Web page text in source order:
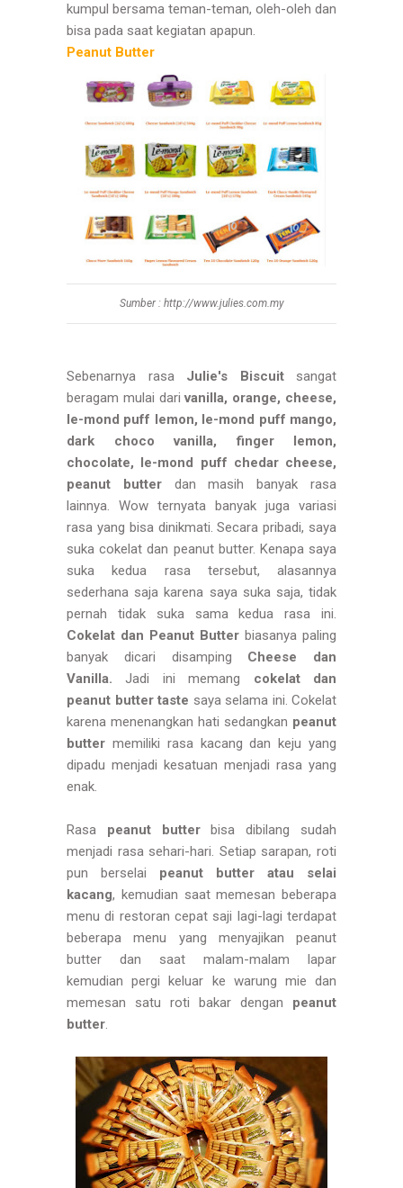
kumpul bersama teman-teman, oleh-oleh dan
bisa pada saat kegiatan apapun.
Peanut Butter
Sumber : http://www.julies.com.my
Sebenarnya rasa Julie's Biscuitsangat
beragam mulai darivanilla, orange, cheese,
le-mond puff lemon, le-mond puff mango,
dark choco vanilla, finger lemon,
chocolate, le-mond puff chedar cheese,
peanut butter dan masih banyak rasa
lainnya. Wow ternyata banyak juga variasi
rasa yang bisa dinikmati. Secara pribadi, saya
suka cokelat dan peanut butter. Kenapa saya
suka kedua rasa tersebut, alasannya
sederhana saja karena saya suka saja, tidak
pernah tidak suka sama kedua rasa ini.
Cokelat dan Peanut Butter biasanya paling
banyak dicari disamping Cheese dan
Vanilla. Jadi ini memang cokelat dan
peanut butter taste saya selama ini. Cokelat
karena menenangkan hati sedangkan peanut
butter memiliki rasa kacang dan keju yang
dipadu menjadi kesatuan menjadi rasa yang
enak.
Rasa peanut butterbisa dibilang sudah
menjadi rasa sehari-hari. Setiap sarapan, roti
pun berselai peanut butter atau selai
kacang, kemudian saat memesan beberapa
menu di restoran cepat saji lagi-lagi terdapat
beberapa menu yang menyajikan peanut
butter dan saat malam-malam lapar
kemudian pergi keluar ke warung mie dan
memesan satu roti bakar dengan peanut
butter.